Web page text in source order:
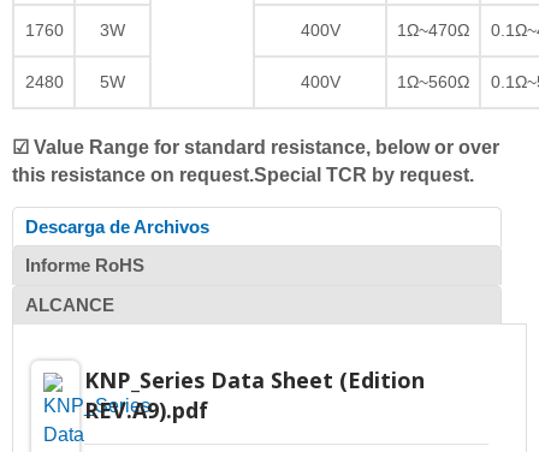
1760 3W 400V 1Ω~470Ω
2480 5W 400V 1Ω~560Ω
☑ Value Range for standard resistance, below or over
this resistance on request.Special TCR by request.
Descarga de Archivos
Informe RoHS
ALCANCE
KNP_Series Data Sheet (Edition
REV.A9).pdf